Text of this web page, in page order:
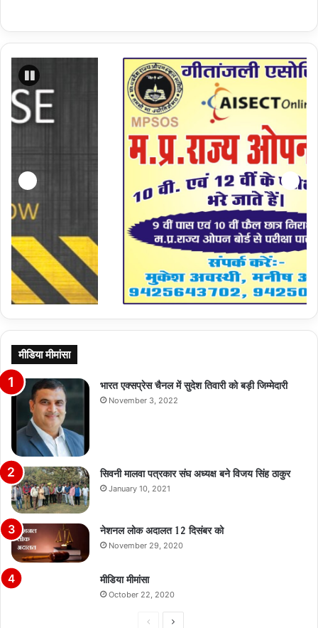
मीडिया मीमांसा
भारत एक्सप्रेस चैनल में सुदेश तिवारी को बड़ी जिम्मेदारी
November 3, 2022
सिवनी मालवा पत्रकार संघ अध्यक्ष बने विजय सिंह ठाकुर
January 10, 2021
नेशनल लोक अदालत 12 दिसंबर को
November 29, 2020
मीडिया मीमांसा
October 22, 2020
PreviousNext